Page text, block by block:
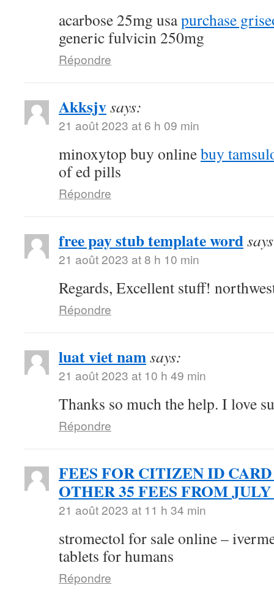
acarbose 25mg usapurchase
generic fulvicin 250mg
Répondre
Akksjvsays:
21 août 2023 at 6 h 09 min
minoxytop buy onlinebuy
of ed pills
Répondre
free pay stub template word
21 août 2023 at 8 h 10 min
Regards, Excellent stuff!
Répondre
luat viet namsays:
21 août 2023 at 10 h 49 min
Thanks so much the help. I love
Répondre
FEES FOR CITIZEN ID
OTHER 35 FEES FROM JULY
21 août 2023 at 11 h 34 min
stromectol for sale online –
tablets for humans
Répondre